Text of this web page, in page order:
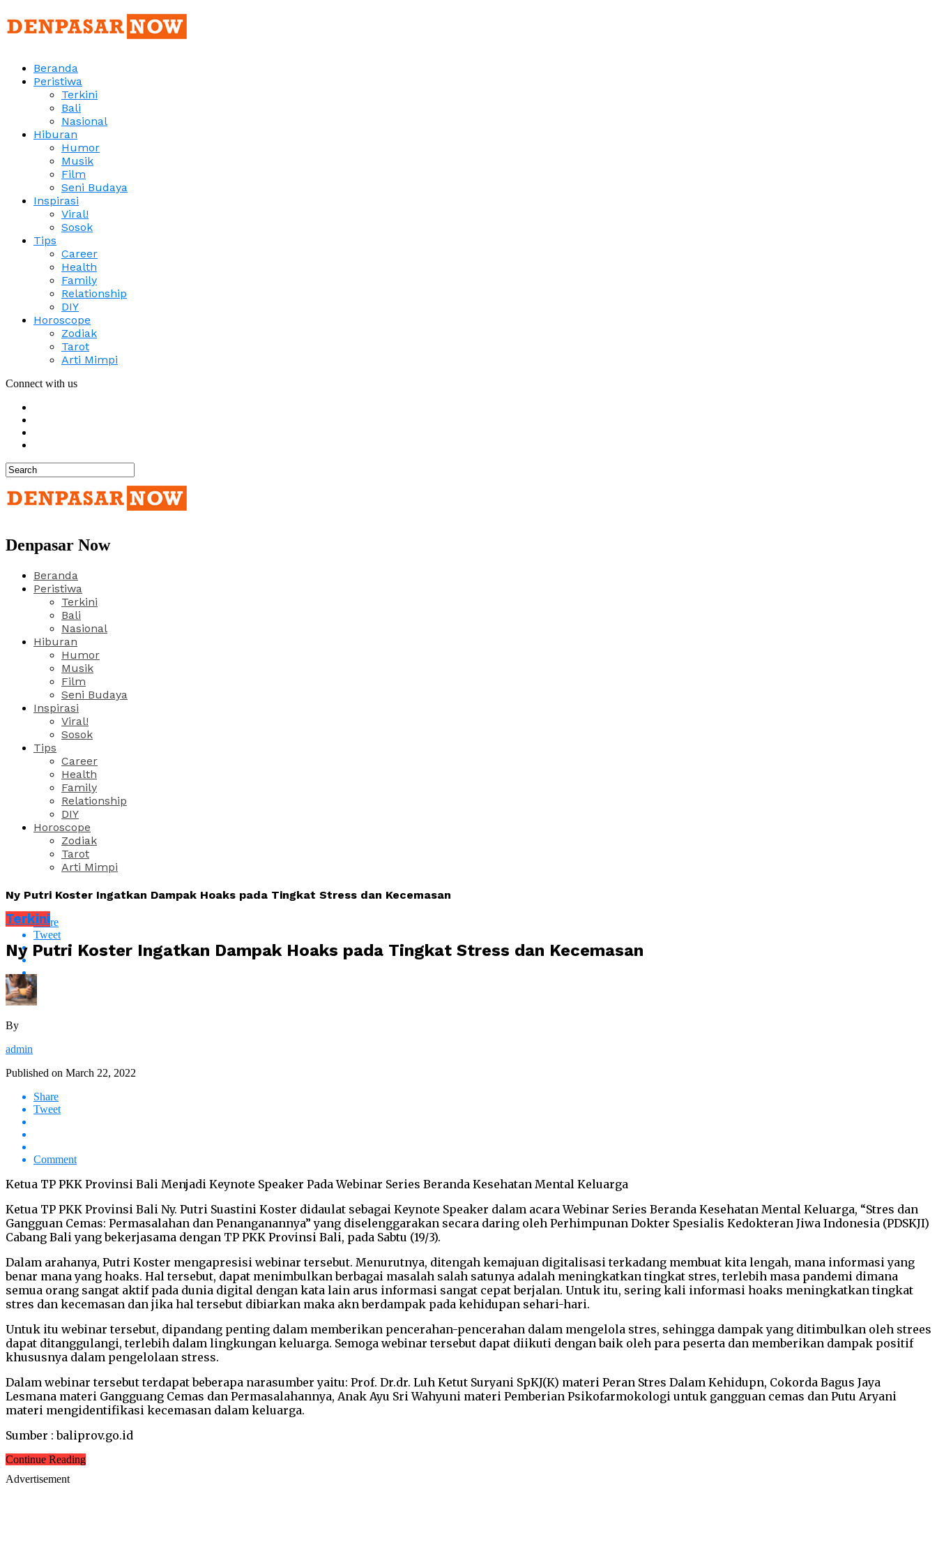
Beranda
Peristiwa
Terkini
Bali
Nasional
Hiburan
Humor
Musik
Film
Seni Budaya
Inspirasi
Viral!
Sosok
Tips
Career
Health
Family
Relationship
DIY
Horoscope
Zodiak
Tarot
Arti Mimpi
Connect with us
Denpasar Now
Beranda
Peristiwa
Terkini
Bali
Nasional
Hiburan
Humor
Musik
Film
Seni Budaya
Inspirasi
Viral!
Sosok
Tips
Career
Health
Family
Relationship
DIY
Horoscope
Zodiak
Tarot
Arti Mimpi
Ny Putri Koster Ingatkan Dampak Hoaks pada Tingkat Stress dan Kecemasan
Share
Tweet
Terkini
Ny Putri Koster Ingatkan Dampak Hoaks pada Tingkat Stress dan Kecemasan
By
admin
Published on March 22, 2022
Share
Tweet
Comment
Ketua TP PKK Provinsi Bali Menjadi Keynote Speaker Pada Webinar Series Beranda Kesehatan Mental Keluarga
Ketua TP PKK Provinsi Bali Ny. Putri Suastini Koster didaulat sebagai Keynote Speaker dalam acara Webinar Series Beranda Kesehatan Mental Keluarga, “Stres dan
Gangguan Cemas: Permasalahan dan Penanganannya” yang diselenggarakan secara daring oleh Perhimpunan Dokter Spesialis Kedokteran Jiwa Indonesia (PDSKJI)
Cabang Bali yang bekerjasama dengan TP PKK Provinsi Bali, pada Sabtu (19/3).
Dalam arahanya, Putri Koster mengapresisi webinar tersebut. Menurutnya, ditengah kemajuan digitalisasi terkadang membuat kita lengah, mana informasi yang
benar mana yang hoaks. Hal tersebut, dapat menimbulkan berbagai masalah salah satunya adalah meningkatkan tingkat stres, terlebih masa pandemi dimana
semua orang sangat aktif pada dunia digital dengan kata lain arus informasi sangat cepat berjalan. Untuk itu, sering kali informasi hoaks meningkatkan tingkat
stres dan kecemasan dan jika hal tersebut dibiarkan maka akn berdampak pada kehidupan sehari-hari.
Untuk itu webinar tersebut, dipandang penting dalam memberikan pencerahan-pencerahan dalam mengelola stres, sehingga dampak yang ditimbulkan oleh strees
dapat ditanggulangi, terlebih dalam lingkungan keluarga. Semoga webinar tersebut dapat diikuti dengan baik oleh para peserta dan memberikan dampak positif
khususnya dalam pengelolaan stress.
Dalam webinar tersebut terdapat beberapa narasumber yaitu: Prof. Dr.dr. Luh Ketut Suryani SpKJ(K) materi Peran Stres Dalam Kehidupn, Cokorda Bagus Jaya
Lesmana materi Gangguang Cemas dan Permasalahannya, Anak Ayu Sri Wahyuni materi Pemberian Psikofarmokologi untuk gangguan cemas dan Putu Aryani
materi mengidentifikasi kecemasan dalam keluarga.
Sumber : baliprov.go.id
Continue Reading
Advertisement